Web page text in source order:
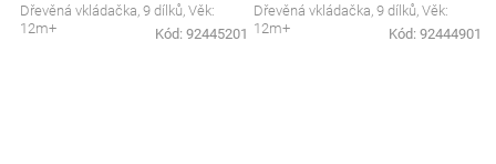
Dřevěná vkládačka, 9 dílků, Věk:
12m+
Kód: 92445201
Dřevěná vkládačka, 9 dílků, Věk:
12m+
Kód: 92444901